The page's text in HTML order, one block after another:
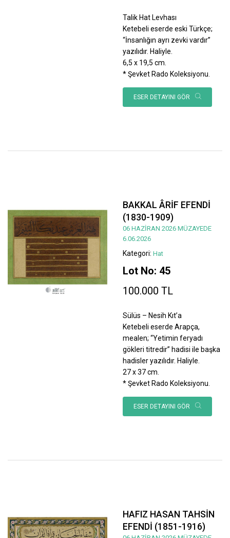
Talik Hat Levhası
Ketebeli eserde eski Türkçe;
“İnsanlığın ayrı zevki vardır”
yazılıdır. Haliyle.
6,5 x 19,5 cm.
* Şevket Rado Koleksiyonu.
ESER DETAYINI GÖR
BAKKAL ÂRİF EFENDİ
(1830-1909)
06 HAZİRAN 2026 MÜZAYEDE
6.06.2026
Kategori: Hat
Lot No: 45
100.000 TL
Sülüs – Nesih Kıt’a
Ketebeli eserde Arapça,
mealen; “Yetimin feryadı
gökleri titredir” hadisi ile başka
hadisler yazılıdır. Haliyle.
27 x 37 cm.
* Şevket Rado Koleksiyonu.
ESER DETAYINI GÖR
HAFIZ HASAN TAHSİN
EFENDİ (1851-1916)